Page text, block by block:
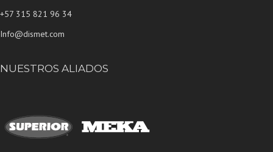
+57 315 821 96 34
Info@dismet.com
NUESTROS ALIADOS